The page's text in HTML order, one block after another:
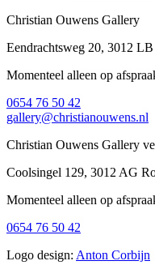
Christian Ouwens Gallery
Eendrachtsweg 20, 3012
Momenteel alleen op
0654 76 50 42
gallery@christianouwens.nl
Christian Ouwens Gallery
Coolsingel 129, 3012 AG
Momenteel alleen op
0654 76 50 42
Logo design: Anton Corbijn